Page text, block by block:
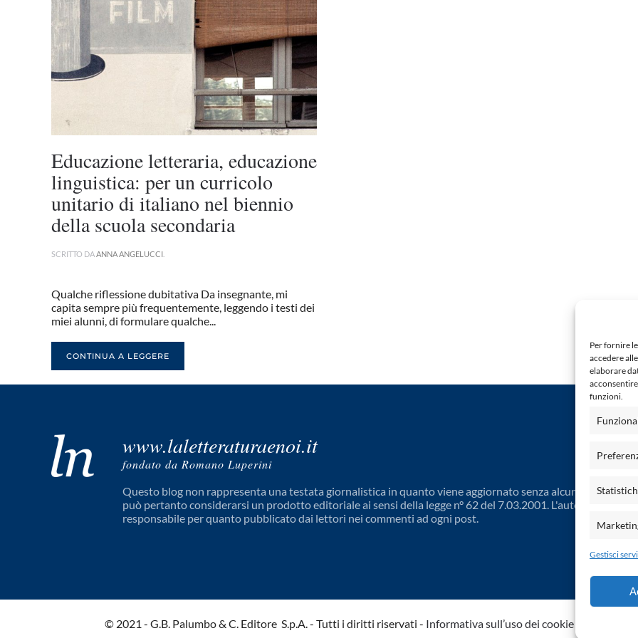
Per fornire
accedere
elaborare
funzioni.
Gestisci
Educazione letteraria, educazione
linguistica: per un curricolo
unitario di italiano nel biennio
della scuola secondaria
SCRITTO DAANNA ANGELUCCI
Qualche riflessione dubitativa Da insegnante, mi
capita sempre più frequentemente, leggendo i testi dei
miei alunni, di formulare qualche...
CONTINUA A LEGGERE
www.laletteraturaenoi.it
fondato da Romano Luperini
Questo blog non rappresenta una testata giornalistica in quanto viene aggiornato senza alcuna periodicità.
può pertanto considerarsi un prodotto editoriale ai sensi della legge n° 62 del 7.03.2001. L'autore non è
responsabile per quanto pubblicato dai lettori nei commenti ad ogni post.
© 2021 - G.B. Palumbo & C. Editore S.p.A. - Tutti i diritti riservati - Informativa sull’uso dei cookie